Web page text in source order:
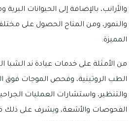
والأرانب، بالإضافة إلى الحيوانات
والنمور، ومن المتاح الحصول على
المميزة.
من الأمثلة على خدمات عيادة ند الشبا
الطب الروتينية، وفحص الموجات فوق
والتنظير، واستشارات العمليات
الفحوصات والأشعة، ويشرف على ذلك